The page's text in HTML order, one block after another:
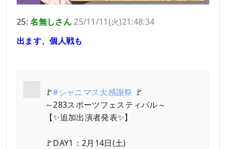
25:名無しさん25/11/11(火)21:48:34
出ます、個人戦も
🚩#シャニマス大感謝祭 🚩
～283スポーツフェスティバル～
【✨追加出演者発表✨】
🚩DAY1：2月14日(土)